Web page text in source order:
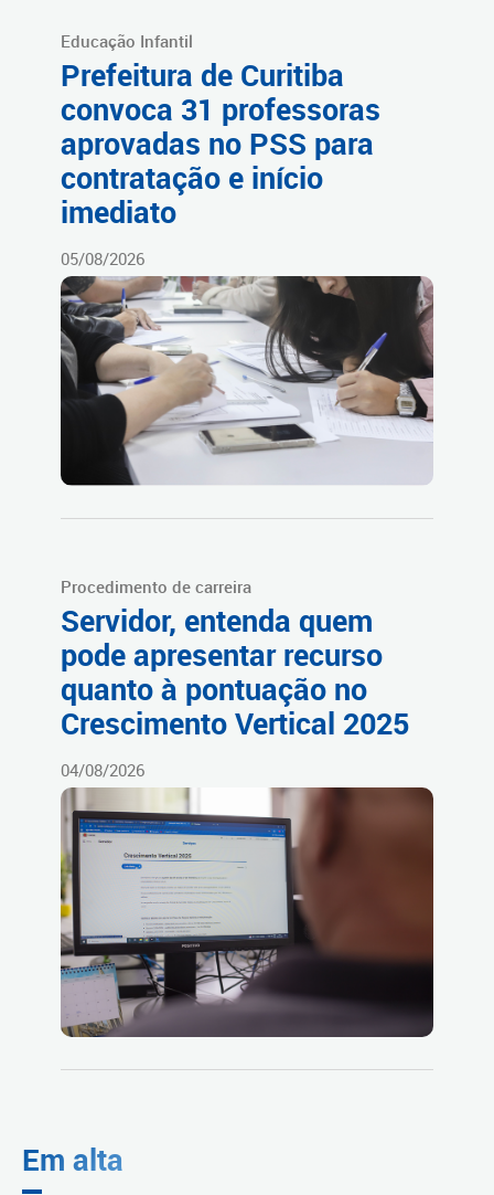
Educação Infantil
Prefeitura de Curitiba
convoca 31 professoras
aprovadas no PSS para
contratação e início
imediato
05/08/2026
Procedimento de carreira
Servidor, entenda quem
pode apresentar recurso
quanto à pontuação no
Crescimento Vertical 2025
04/08/2026
Em alta